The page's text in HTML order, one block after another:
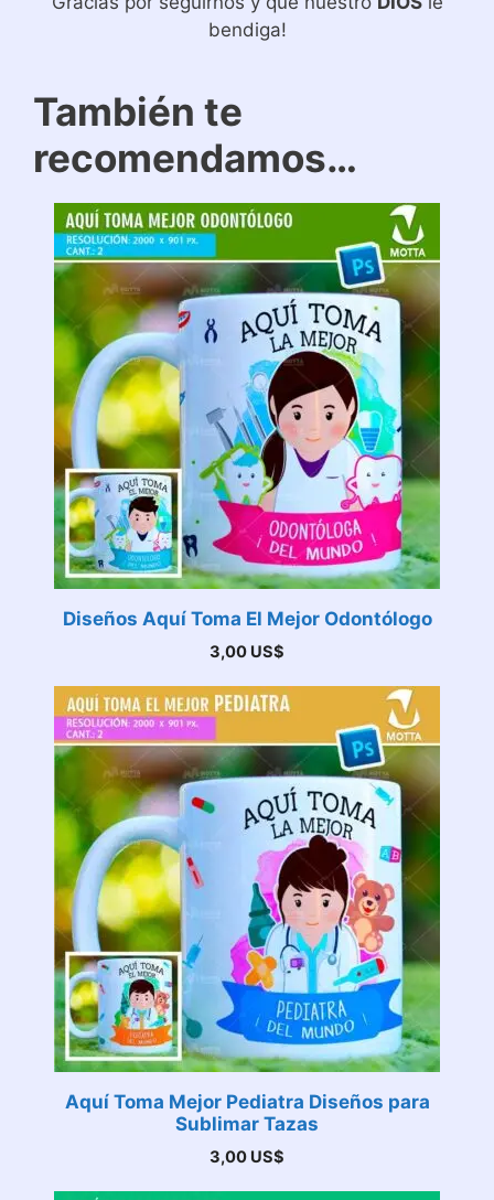
bendiga!
También te
recomendamos…
Diseños Aquí Toma El Mejor Odontólogo
3,00 US$
Aquí Toma Mejor Pediatra Diseños para
Sublimar Tazas
3,00 US$